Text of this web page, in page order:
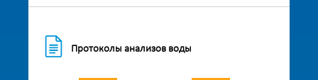
Протоколы анализов воды